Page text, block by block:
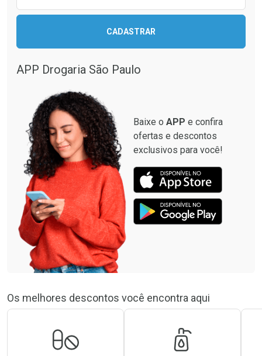
Comprar sem Desconto
Por R$ 664,02/cada
Comprar sem Desconto
Ativar Desconto
Comprar sem Desconto
CADASTRAR
APP Drogaria São Paulo
Baixe o APP e confira
ofertas e descontos
exclusivos para você!
Os melhores descontos você encontra aqui